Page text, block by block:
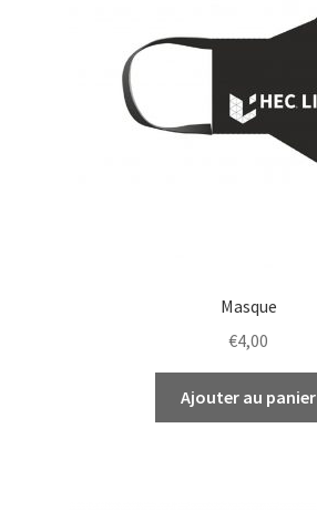
Masque
€4,00
Ajouter au panier